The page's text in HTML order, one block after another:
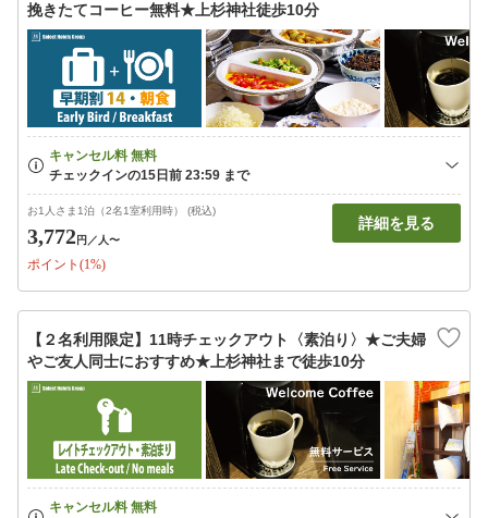
挽きたてコーヒー無料★上杉神社徒歩10分
お1人さま1泊（2名1室利用時） (税込)
3,772円 ／人〜
ポイント(1%)
詳細を見る
【２名利用限定】11時チェックアウト〈素泊り〉★ご夫婦
やご友人同士におすすめ★上杉神社まで徒歩10分